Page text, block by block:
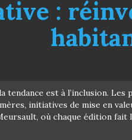
:
tendance est à l’inclusion.
initiatives de mise en
où chaque édition